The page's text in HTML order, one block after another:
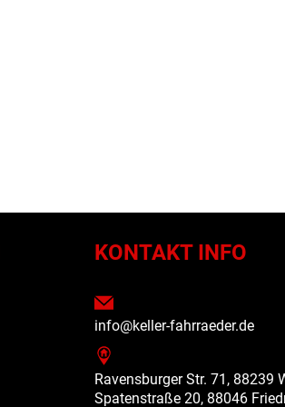
KONTAKT INFO
info@keller-fahrraeder.de
Ravensburger Str. 71, 88239
Spatenstraße 20, 88046